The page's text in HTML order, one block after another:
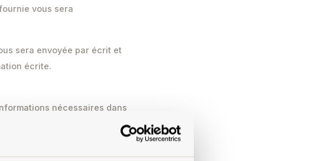
vous sera
sera envoyée par écrit et
écrite.
nécessaires dans
avez fournie est correcte, que
qu’elle n’est pas empêchée